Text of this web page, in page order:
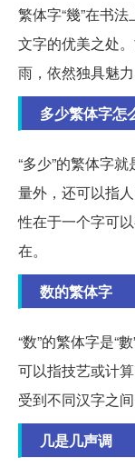
繁体字“幾”在书
文字的优美之处
雨，依然独具魅力
多少繁体字怎
“多少”的繁体字就
量外，还可以指
性在于一个字可
在。
数的繁体字
“数”的繁体字是“
可以指技艺或计
受到不同汉字之
几是几声调